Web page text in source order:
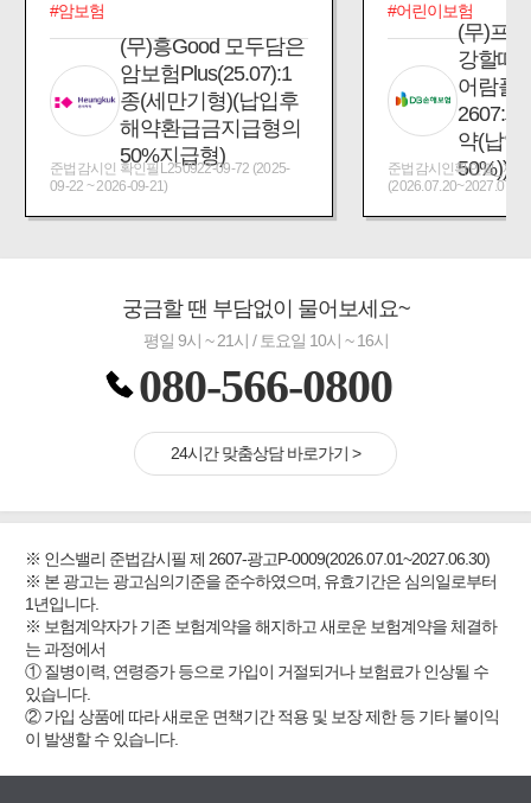
#암보험
(무)흥Good 모두담은
암보험Plus(25.07):1
종(세만기형)(납입후
해약환급금지급형의
50%지급형)
준법감시인 확인필L250922-09-72 (2025-
09-22 ~ 2026-09-21)
#어린이보험
(무)프
강할때
어람플
2607:
약(납입
50%))
준법감시인확인필_제
궁금할 땐 부담없이 물어보세요~
평일 9시 ~ 21시 / 토요일 10시 ~ 16시
080-566-0800
24시간 맞춤상담 바로가기 >
※ 인스밸리 준법감시필 제 2607-광고P-0009(2026.07.01~2027.06.30)
※ 본 광고는 광고심의기준을 준수하였으며, 유효기간은 심의일로부터
1년입니다.
※ 보험계약자가 기존 보험계약을 해지하고 새로운 보험계약을 체결하
는 과정에서
① 질병이력, 연령증가 등으로 가입이 거절되거나 보험료가 인상될 수
있습니다.
② 가입 상품에 따라 새로운 면책기간 적용 및 보장 제한 등 기타 불이익
이 발생할 수 있습니다.